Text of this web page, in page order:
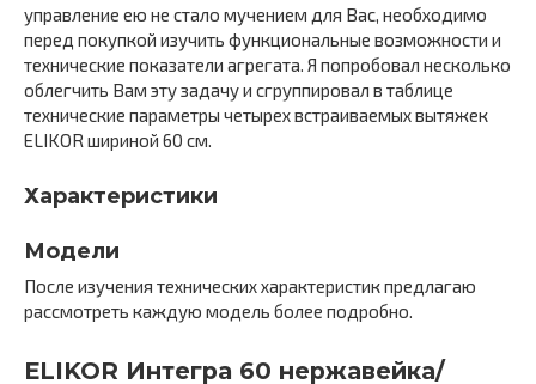
управление ею не стало мучением для Вас, необходимо
перед покупкой изучить функциональные возможности и
технические показатели агрегата. Я попробовал несколько
облегчить Вам эту задачу и сгруппировал в таблице
технические параметры четырех встраиваемых вытяжек
ELIKOR шириной 60 см.
Характеристики
Модели
После изучения технических характеристик предлагаю
рассмотреть каждую модель более подробно.
ELIKOR Интегра 60 нержавейка/